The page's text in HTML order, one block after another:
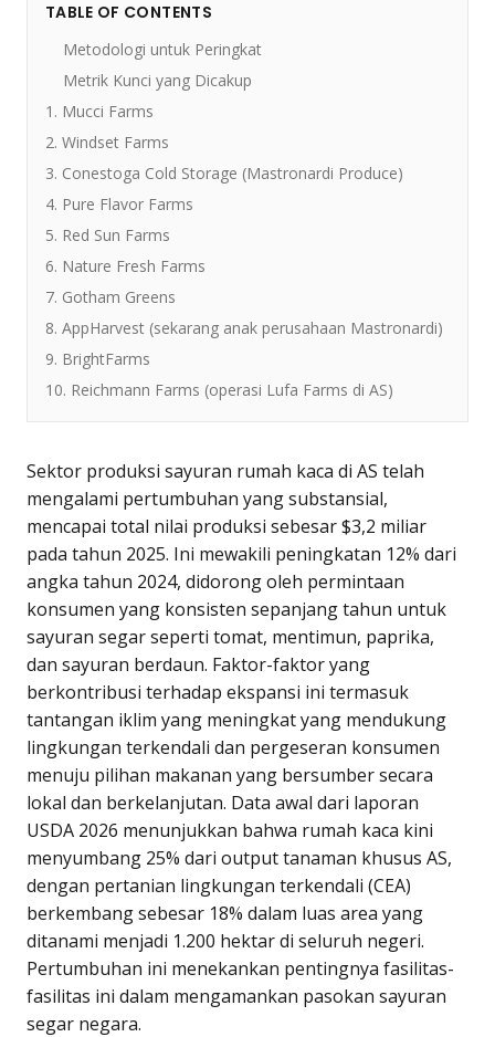
TABLE OF CONTENTS
Metodologi untuk Peringkat
Metrik Kunci yang Dicakup
1. Mucci Farms
2. Windset Farms
3. Conestoga Cold Storage (Mastronardi Produce)
4. Pure Flavor Farms
5. Red Sun Farms
6. Nature Fresh Farms
7. Gotham Greens
8. AppHarvest (sekarang anak perusahaan Mastronardi)
9. BrightFarms
10. Reichmann Farms (operasi Lufa Farms di AS)
Sektor produksi sayuran rumah kaca di AS telah
mengalami pertumbuhan yang substansial,
mencapai total nilai produksi sebesar $3,2 miliar
pada tahun 2025. Ini mewakili peningkatan 12% dari
angka tahun 2024, didorong oleh permintaan
konsumen yang konsisten sepanjang tahun untuk
sayuran segar seperti tomat, mentimun, paprika,
dan sayuran berdaun. Faktor-faktor yang
berkontribusi terhadap ekspansi ini termasuk
tantangan iklim yang meningkat yang mendukung
lingkungan terkendali dan pergeseran konsumen
menuju pilihan makanan yang bersumber secara
lokal dan berkelanjutan. Data awal dari laporan
USDA 2026 menunjukkan bahwa rumah kaca kini
menyumbang 25% dari output tanaman khusus AS,
dengan pertanian lingkungan terkendali (CEA)
berkembang sebesar 18% dalam luas area yang
ditanami menjadi 1.200 hektar di seluruh negeri.
Pertumbuhan ini menekankan pentingnya fasilitas-
fasilitas ini dalam mengamankan pasokan sayuran
segar negara.